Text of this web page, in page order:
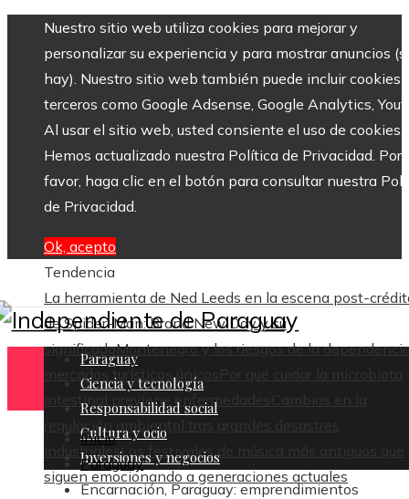
Nuestro sitio web utiliza cookies para mejorar y
personalizar su experiencia y para mostrar anuncios
hay). Nuestro sitio web también puede incluir cookies
terceros como Google Adsense, Google Analytics,
Al usar el sitio web, usted consiente el uso de cookies.
Hemos actualizado nuestra Política de Privacidad. Por
favor, haga clic en el botón para consultar nuestra
de Privacidad.
Ok, acepto
Tendencia
La herramienta de Ned Leeds en la escena post-
de Spider-Man: Brand New Day y su
significadoMontenegro y los riesgos de la
mercados turísticos únicos
Por qué cuidar la microbiota
intestinal previene enfermedades
Cambios en la
regulación ambiental tras grandes desastres
industrialesLos festivales de música más antiguos que
siguen emocionando a generaciones actuales
Paraguay
Ciencia y tecnología
Responsabilidad social
Cultura y ocio
Inversiones y negocios
Inicio
Paraguay
Encarnación, Paraguay: emprendimientos